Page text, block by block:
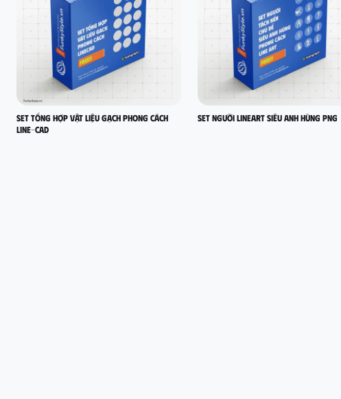
set tổng hợp vật liệu gạch phong cách
LINE-CAD
Set người lineart siêu anh hùng PNG